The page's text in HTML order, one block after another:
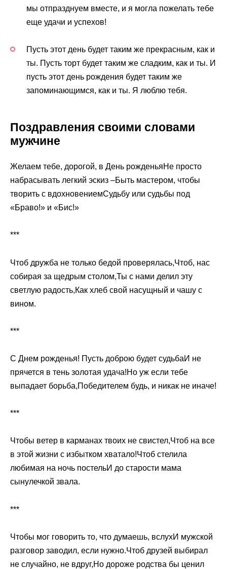
мы отпразднуем вместе, и я могла пожелать тебе
еще удачи и успехов!
Пусть этот день будет таким же прекрасным, как и
ты. Пусть торт будет таким же сладким, как и ты. И
пусть этот день рождения будет таким же
запоминающимся, как и ты. Я люблю тебя.
Поздравления своими словами
мужчине
Желаем тебе, дорогой, в День рожденьяНе просто
набрасывать легкий эскиз –Быть мастером, чтобы
творить с вдохновениемСудьбу или судьбы под
«Браво!» и «Бис!»
***
Чтоб дружба не только бедой проверялась,Чтоб, нас
собирая за щедрым столом,Ты с нами делил эту
светлую радость,Как хлеб свой насущный и чашу с
вином.
***
С Днем рожденья! Пусть доброю будет судьбаИ не
прячется в тень золотая удача!Но уж если тебе
выпадает борьба,Победителем будь, и никак не иначе!
***
Чтобы ветер в карманах твоих не свистел,Чтоб на все
в этой жизни с избытком хватало!Чтоб стелила
любимая на ночь постельИ до старости мама
сынулечкой звала.
***
Чтобы мог говорить то, что думаешь, вслухИ мужской
разговор заводил, если нужно.Чтоб друзей выбирал
не случайно, не вдруг,Но дороже родства бы ценил